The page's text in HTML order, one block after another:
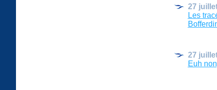
27
Les
27
Euh